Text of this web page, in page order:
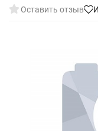
Оставить отзыв